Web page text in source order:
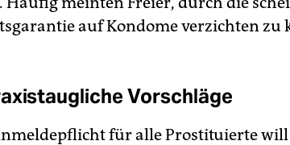
auf Kondome verzichten zu
Vorschläge
für alle Prostituierte will